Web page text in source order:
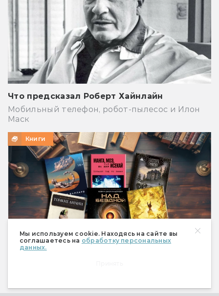
Мы используем cookie. Находясь на сайте вы
соглашаетесь на обработку персональных
данных.
Что предсказал Роберт Хайнлайн
Мобильный телефон, робот-пылесос и Илон
Маск
Книги